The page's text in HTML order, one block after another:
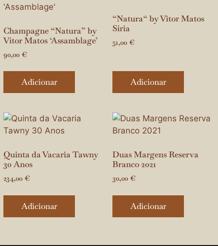
Champagne “Natura” by
Vítor Matos ‘Assamblage’
90,00 €
Adicionar
“Natura“ by Vitor Matos
Síria
51,00 €
Adicionar
Quinta da Vacaria Tawny
30 Anos
234,00 €
Adicionar
Duas Margens Reserva
Branco 2021
30,00 €
Adicionar